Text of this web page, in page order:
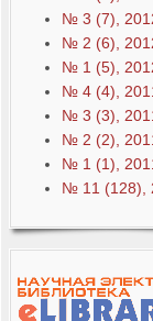
№ 3 (7),
№ 2 (6),
№ 1 (5),
№ 4 (4),
№ 3 (3),
№ 2 (2),
№ 1 (1),
№ 11 (128),